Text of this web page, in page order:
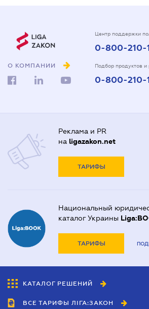
О КОМПАНИИ
Центр поддержки
0-800-210-
Подбор продуктов и
0-800-210-
Реклама и PR
на ligazakon.net
ТАРИФЫ
Национальный
каталог Украины
ТАРИФЫ
КАТАЛОГ РЕШЕНИЙ
ВСЕ ТАРИФЫ ЛІГА:ЗАКОН